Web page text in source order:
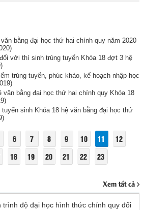
bằng đại học thứ hai chính quy năm 2020
với thí sinh trúng tuyển Khóa 18 đợt 3 hệ
trúng tuyển, phúc khảo, kế hoạch nhập học
văn bằng đại học thứ hai chính quy Khóa 18
sinh Khóa 18 hệ văn bằng đại học thứ
6 7 8 9 10 11
12
18 19 20 21 22 23
Xem tất cả
trình độ đại học hình thức chính quy đối